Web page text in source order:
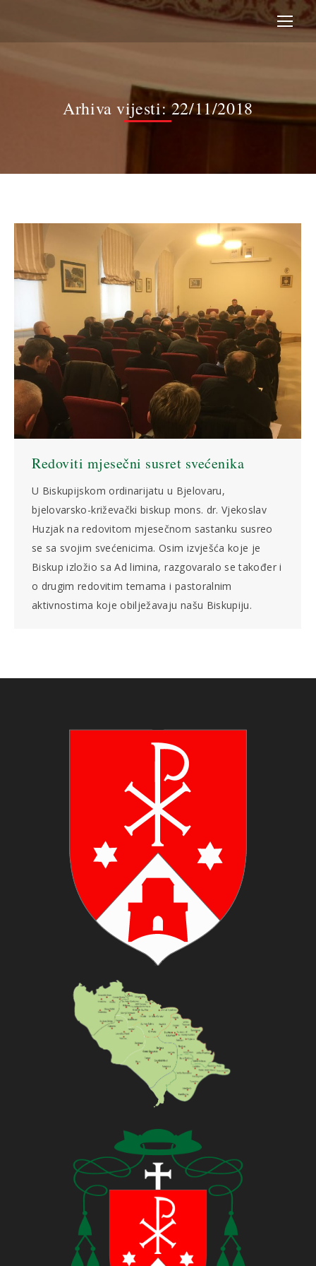
Arhiva vijesti:22/11/2018
Redoviti mjesečni susret svećenika
U Biskupijskom ordinarijatu u Bjelovaru,
bjelovarsko-križevački biskup mons. dr. Vjekoslav
Huzjak na redovitom mjesečnom sastanku susreo
se sa svojim svećenicima. Osim izvješća koje je
Biskup izložio sa Ad limina, razgovaralo se također i
o drugim redovitim temama i pastoralnim
aktivnostima koje obilježavaju našu Biskupiju.